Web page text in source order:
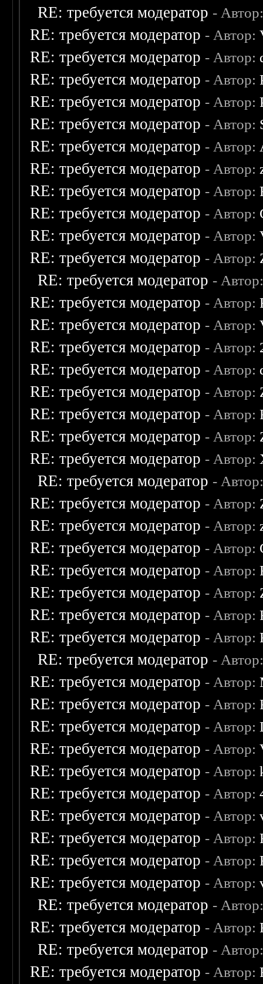
RE: требуется модератор -
RE: требуется модератор - Автор:
RE: требуется модератор - Автор:
RE: требуется модератор - Автор:
RE: требуется модератор - Автор:
RE: требуется модератор - Автор:
RE: требуется модератор - Автор:
RE: требуется модератор - Автор:
RE: требуется модератор - Автор:
RE: требуется модератор - Автор:
RE: требуется модератор - Автор:
RE: требуется модератор - Автор:
RE: требуется модератор -
RE: требуется модератор - Автор:
RE: требуется модератор - Автор:
RE: требуется модератор - Автор:
RE: требуется модератор - Автор:
RE: требуется модератор - Автор:
RE: требуется модератор - Автор:
RE: требуется модератор - Автор:
RE: требуется модератор - Автор:
RE: требуется модератор -
RE: требуется модератор - Автор:
RE: требуется модератор - Автор:
RE: требуется модератор - Автор:
RE: требуется модератор - Автор:
RE: требуется модератор - Автор:
RE: требуется модератор - Автор:
RE: требуется модератор - Автор:
RE: требуется модератор -
RE: требуется модератор - Автор:
RE: требуется модератор - Автор:
RE: требуется модератор - Автор:
RE: требуется модератор - Автор:
RE: требуется модератор - Автор:
RE: требуется модератор - Автор:
RE: требуется модератор - Автор:
RE: требуется модератор - Автор:
RE: требуется модератор - Автор:
RE: требуется модератор - Автор:
RE: требуется модератор -
RE: требуется модератор - Автор:
RE: требуется модератор -
RE: требуется модератор - Автор: